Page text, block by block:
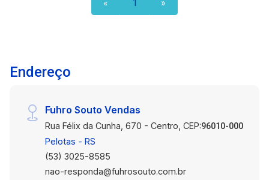
este espaço pode ser o palco ideal para o
dentro de condomínio comercial renomado. Com
Agende sua visita e venha conhecer o local
perfeito para impulsionar o seu negócio!
« 1 »
Endereço
Fuhro Souto Vendas
Rua Félix da Cunha, 670 - Centro, CEP:96010-000
Pelotas - RS
(53) 3025-8585
nao-responda@fuhrosouto.com.br